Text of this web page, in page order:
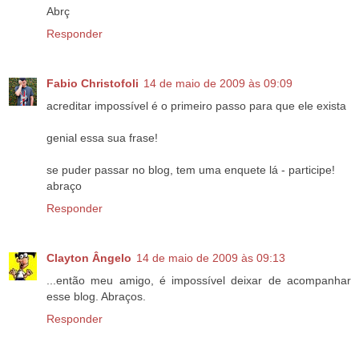
Abrç
Responder
Fabio Christofoli 14 de maio de 2009 às 09:09
acreditar impossível é o primeiro passo para que ele exista
genial essa sua frase!
se puder passar no blog, tem uma enquete lá - participe!
abraço
Responder
Clayton Ângelo 14 de maio de 2009 às 09:13
...então meu amigo, é impossível deixar de acompanhar
esse blog. Abraços.
Responder